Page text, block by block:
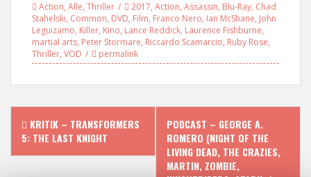
Action, Alle, Thriller 2017, Action, Assassin, Blu-Ray, Chad
Stahelski, Common, DVD, Film, Franco Nero, Ian McShane, John
Leguizamo, Killer, Kino, Lance Reddick, Laurence Fishburne,
martial arts, Peter Stormare, Riccardo Scamarcio, Ruby Rose,
Thriller, VOD permalink
P
o
KRITIK – TRANSFORMERS
5: THE LAST KNIGHT
PODCAST – GEORGE A.
ROMERO (NIGHT OF THE
LIVING DEAD, THE CRAZIES,
MARTIN, ZOMBIE,